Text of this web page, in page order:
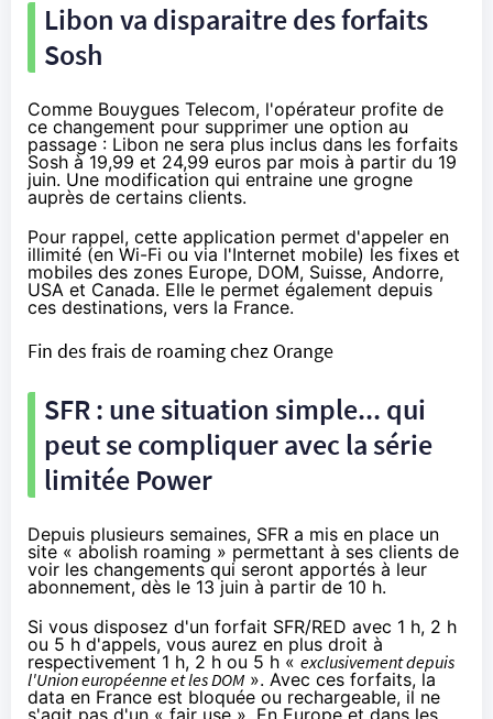
Libon va disparaitre des forfaits
Sosh
Comme Bouygues Telecom, l'opérateur profite de
ce changement pour supprimer une option au
passage : Libon ne sera plus inclus dans les forfaits
Sosh à 19,99 et 24,99 euros par mois à partir du 19
juin. Une modification qui entraine une grogne
auprès de certains clients.
Pour rappel, cette application permet d'appeler en
illimité (en Wi-Fi ou via l'Internet mobile) les fixes et
mobiles des zones Europe, DOM, Suisse, Andorre,
USA et Canada. Elle le permet également depuis
ces destinations, vers la France.
Fin des frais de roaming chez Orange
SFR: une situation simple... qui
peut se compliquer avec la série
limitée Power
Depuis plusieurs semaines, SFR a mis en place un
site « abolish roaming » permettant à ses clients de
voir les changements qui seront apportés à leur
abonnement, dès le 13 juin à partir de 10 h.
Si vous disposez d'un forfait SFR/RED avec 1 h, 2 h
ou 5 h d'appels, vous aurez en plus droit à
respectivement 1 h, 2 h ou 5 h « exclusivement depuis
l'Union européenne et les DOM». Avec ces forfaits, la
data en France est bloquée ou rechargeable, il ne